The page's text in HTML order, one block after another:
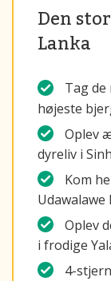
Den
Lanka
Tag
højeste
Oplev
dyreliv i
Kom
Oplev
i frodige
4-